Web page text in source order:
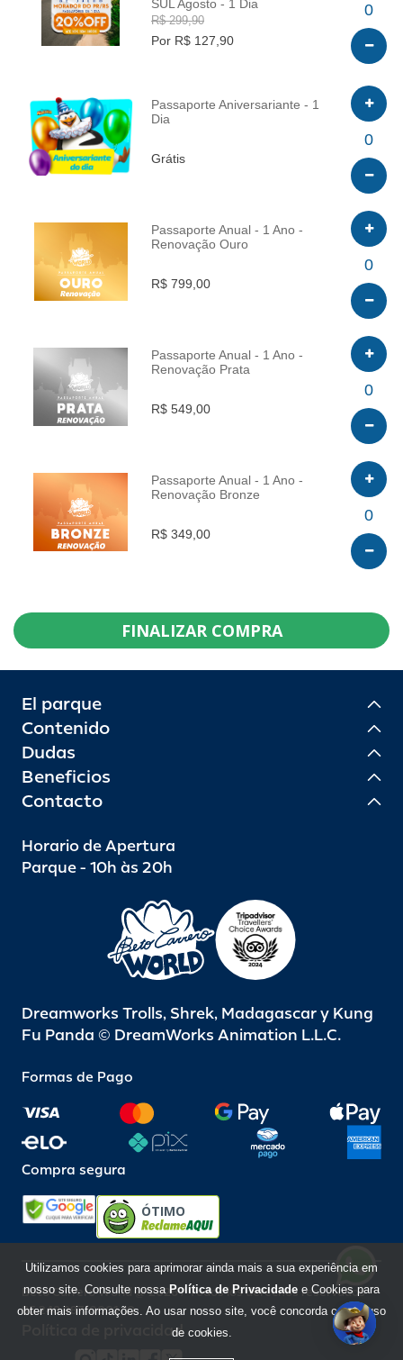
INFO
SUL Agosto - 1 Dia
R$ 299,90
Por R$ 127,90
0
INFO
Passaporte Aniversariante - 1
Dia
Grátis
0
INFO
Passaporte Anual - 1 Ano -
Renovação Ouro
R$ 799,00
0
INFO
Passaporte Anual - 1 Ano -
Renovação Prata
R$ 549,00
0
INFO
Passaporte Anual - 1 Ano -
Renovação Bronze
R$ 349,00
0
FINALIZAR COMPRA
El parque
Contenido
Dudas
Beneficios
Contacto
Horario de Apertura
Parque - 10h às 20h
Dreamworks Trolls, Shrek, Madagascar y Kung
Fu Panda © DreamWorks Animation L.L.C.
Formas de Pago
Compra segura
ÓTIMO
Beto Carrero World @ 2026 / Todos los derechos reservados
85.248.987/0001-10
Política de privacidad
Utilizamos cookies para aprimorar ainda mais a sua experiência em
nosso site. Consulte nossa Política de Privacidade e Cookies para
obter mais informações. Ao usar nosso site, você concorda com o uso
de cookies.